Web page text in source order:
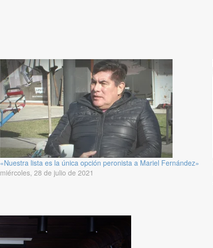
«Nuestra lista es la única opción peronista a Mariel Fernández»
miércoles, 28 de julio de 2021